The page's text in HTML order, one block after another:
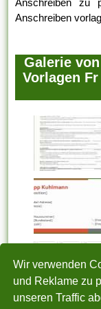
Wir verwenden
und Reklame zu
unseren Traffic
Anschreiben zu
Anschreiben
Galerie
Vorlagen